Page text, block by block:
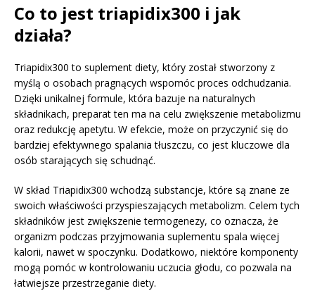
Co to jest triapidix300 i jak
działa?
Triapidix300 to suplement diety, który został stworzony z
myślą o osobach pragnących wspomóc proces odchudzania.
Dzięki unikalnej formule, która bazuje na naturalnych
składnikach, preparat ten ma na celu zwiększenie metabolizmu
oraz redukcję apetytu. W efekcie, może on przyczynić się do
bardziej efektywnego spalania tłuszczu, co jest kluczowe dla
osób starających się schudnąć.
W skład Triapidix300 wchodzą substancje, które są znane ze
swoich właściwości przyspieszających metabolizm. Celem tych
składników jest zwiększenie termogenezy, co oznacza, że
organizm podczas przyjmowania suplementu spala więcej
kalorii, nawet w spoczynku. Dodatkowo, niektóre komponenty
mogą pomóc w kontrolowaniu uczucia głodu, co pozwala na
łatwiejsze przestrzeganie diety.